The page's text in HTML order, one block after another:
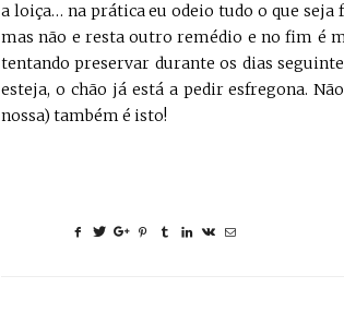
a loiça… na prática eu odeio tudo o que
mas não e resta outro remédio e no fim é
tentando preservar durante os dias
esteja, o chão já está a pedir esfregona.
nossa) também é isto!